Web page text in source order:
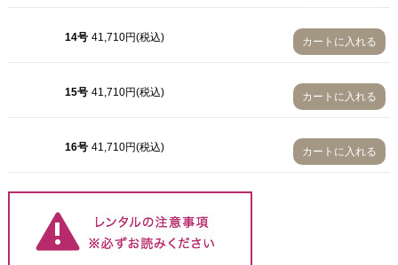
14号 41,710円(税込) カートに入れる
15号 41,710円(税込) カートに入れる
16号 41,710円(税込) カートに入れる